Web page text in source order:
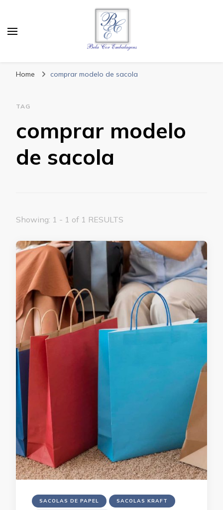
Home comprar modelo de sacola
TAG
comprar modelo
de sacola
Showing: 1 - 1 of 1 RESULTS
SACOLAS DE PAPEL SACOLAS KRAFT